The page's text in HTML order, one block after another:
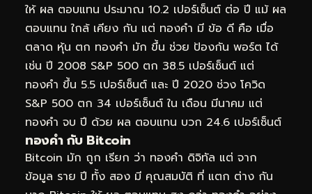
ให้ ผล ตอบแทน ประมาณ 10.2 เปอร์เซ็นต์ ต่อ ปี แม้ ผล
ตอบแทน ใกล้ เคียง กัน แต่ ทองคำ มี ข้อ ดี คือ เมื่อ
ตลาด หุ้น ตก ทองคำ มัก ขึ้น ช่วย ป้องกัน พอร์ต ได้
เช่น ปี 2008 S&P 500 ตก 38.5 เปอร์เซ็นต์ แต่
ทองคำ ขึ้น 5.5 เปอร์เซ็นต์ และ ปี 2020 ช่วง โควิด
S&P 500 ตก 34 เปอร์เซ็นต์ ใน เดือน มีนาคม แต่
ทองคำ จบ ปี ด้วย ผล ตอบแทน บวก 24.6 เปอร์เซ็นต์
ทองคำ กับ Bitcoin
Bitcoin มัก ถูก เรียก ว่า ทองคำ ดิจิทัล แต่ จาก
ข้อมูล ราย ปี ทั้ง สอง มี คุณสมบัติ ที่ แตก ต่าง กัน